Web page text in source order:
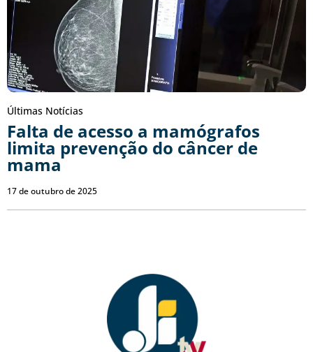
Últimas Notícias
Falta de acesso a mamógrafos
limita prevenção do câncer de
mama
17 de outubro de 2025